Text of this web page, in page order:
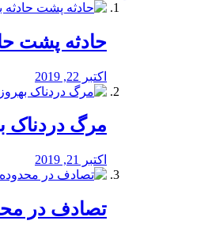
️حادثه پشت
اکتبر 22, 2019
مرگ دردناک
اکتبر 21, 2019
تصادف در